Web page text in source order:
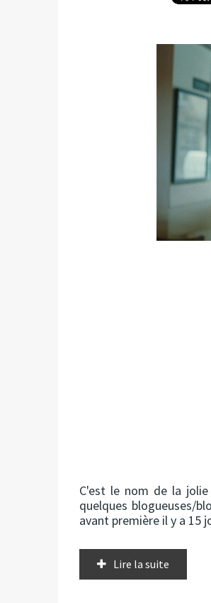
C'est le nom de la
quelques blogueuses/
avant première il y a 15
Lire la suite